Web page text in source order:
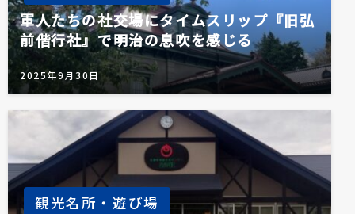
軍人たちの社交場にタイムスリップ『旧弘
前偕行社』で明治の息吹を感じる
2025年9月30日
観光名所・遊び場